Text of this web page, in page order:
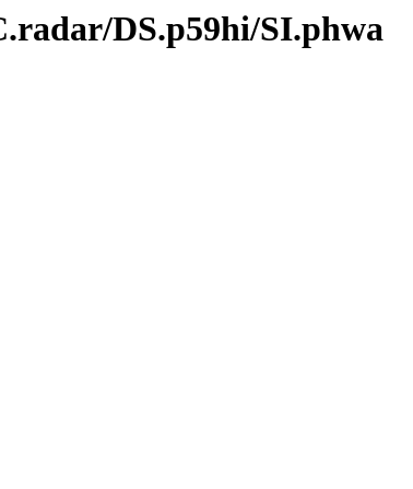
DS.p59hi/SI.phwa